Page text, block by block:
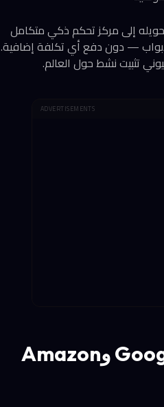
إلى مركز تحكم ذكي متكامل
— دون دفع أي تكلفة إضافية.
ADVERTISEMENTS
ما الذي يميز Home Assistant عن Google Nest وAmazon